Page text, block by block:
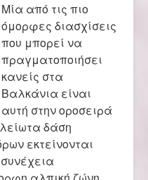
Μία από τις πιο
όμορφες διασχίσεις
που μπορεί να
πραγματοποιήσει
κανείς στα
Βαλκάνια είναι
αυτή στην οροσειρά
δάση
εκτείνονται